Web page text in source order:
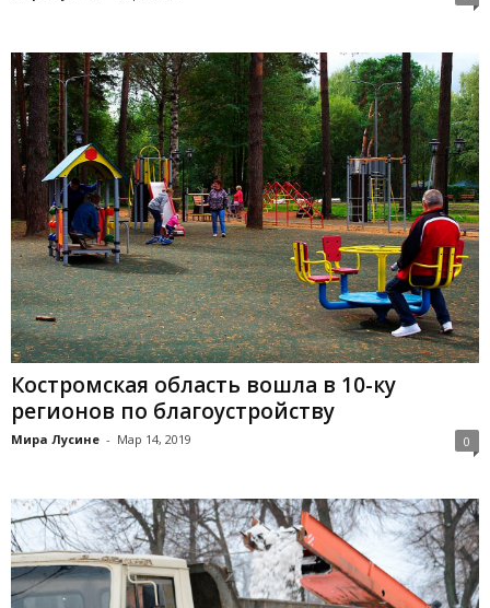
Костромская область вошла в 10-ку
регионов по благоустройству
Мира Лусине - Мар 14, 2019 0